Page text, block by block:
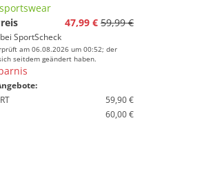
sportswear
47,99 € 59,99 €
SportScheck
am 06.08.2026 um 00:52; der
seitdem geändert haben.
59,90 €
60,00 €